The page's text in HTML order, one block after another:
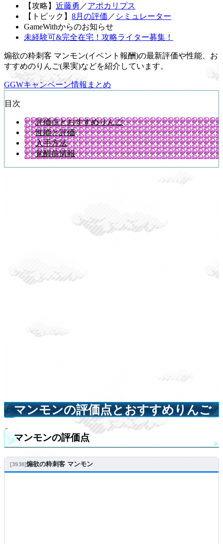
【攻略】 近藤勇 ／アポカリプス
【トピック】 8月の評価 ／ シミュレーター
GameWithからのお知らせ
未経験可&完全在宅！攻略ライター募集！
煽欲の粋刺客 マンモン(イベント報酬)の最新評価や性能、お
すすめのりんご(果実)などを紹介しています。
GGWキャンペーン情報まとめ
目次
評価点とおすすめりんご
性能と評価
入手方法
覚醒前情報
マンモンの評価点とおすすめりんご
マンモンの評価点
3938 煽欲の粋刺客 マンモン